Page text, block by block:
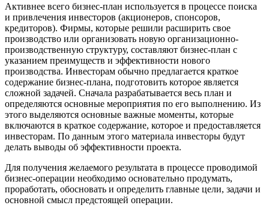
Активнее всего бизнес-план используется в процессе поиска
и привлечения инвесторов (акционеров, спонсоров,
кредиторов). Фирмы, которые решили расширить свое
производство или организовать новую организационно-
производственную структуру, составляют бизнес-план с
указанием преимуществ и эффективности нового
производства. Инвесторам обычно предлагается краткое
содержание бизнес-плана, подготовить которое является
сложной задачей. Сначала разрабатывается весь план и
определяются основные мероприятия по его выполнению. Из
этого выделяются основные важные моменты, которые
включаются в краткое содержание, которое и предоставляется
инвесторам. По данным этого материала инвесторы будут
делать выводы об эффективности проекта.
Для получения желаемого результата в процессе проводимой
бизнес-операции необходимо основательно продумать,
проработать, обосновать и определить главные цели, задачи и
основной смысл предстоящей операции.